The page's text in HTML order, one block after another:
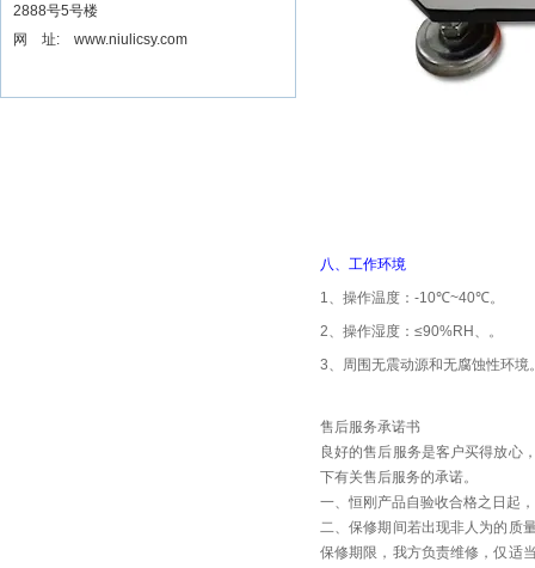
2888号5号楼
网 址: www.niulicsy.com
八、 工作环境
1、操作温度： -10℃~40℃。
2、操作湿度： ≤90%RH 、。
3、周围无震动源和无腐蚀性环境
售后服务承诺书
良好的售后服务是客户买得放心
下有关售后服务的承诺。
一、恒刚产品自验收合格之日起
二、保修期间若出现非人为的质
保修期限，我方负责维修，仅适